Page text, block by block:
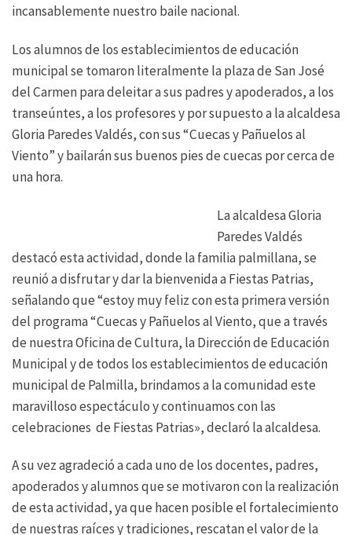
incansablemente nuestro baile nacional.
Los alumnos de los establecimientos de educación
municipal se tomaron literalmente la plaza de San José
del Carmen para deleitar a sus padres y apoderados, a los
transeúntes, a los profesores y por supuesto a la alcaldesa
Gloria Paredes Valdés, con sus “Cuecas y Pañuelos al
Viento” y bailarán sus buenos pies de cuecas por cerca de
una hora.
La alcaldesa Gloria
Paredes Valdés
destacó esta actividad, donde la familia palmillana, se
reunió a disfrutar y dar la bienvenida a Fiestas Patrias,
señalando que “estoy muy feliz con esta primera versión
del programa “Cuecas y Pañuelos al Viento, que a través
de nuestra Oficina de Cultura, la Dirección de Educación
Municipal y de todos los establecimientos de educación
municipal de Palmilla, brindamos a la comunidad este
maravilloso espectáculo y continuamos con las
celebraciones de Fiestas Patrias», declaró la alcaldesa.
A su vez agradeció a cada uno de los docentes, padres,
apoderados y alumnos que se motivaron con la realización
de esta actividad, ya que hacen posible el fortalecimiento
de nuestras raíces y tradiciones, rescatan el valor de la